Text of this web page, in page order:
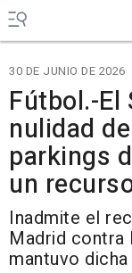
30 DE JUNIO DE 2026
Fútbol.-El
nulidad
parkings
un
Inadmite el
Madrid contra
mantuvo